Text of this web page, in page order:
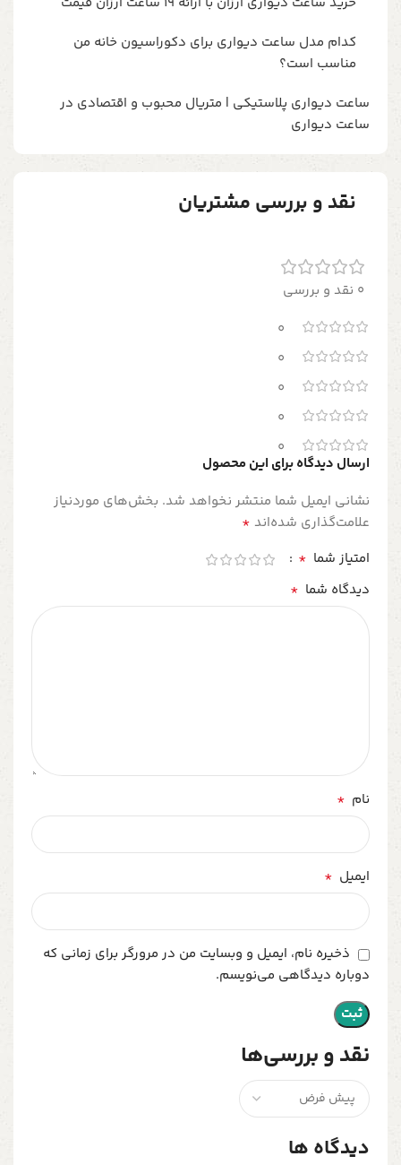
کدام مدل ساعت دیواری برای دکوراسیون خانه من
مناسب است؟
ساعت دیواری پلاستیکی | متریال محبوب و اقتصادی در
ساعت دیواری
نقد و بررسی مشتریان
0 نقد و بررسی
0
0
0
0
0
نقد و بررسی‌ها
دیدگاه ها
ارسال دیدگاه برای این محصول
نشانی ایمیل شما منتشر نخواهد شد. بخش‌های موردنیاز
علامت‌گذاری شده‌اند *
امتیاز شما *
دیدگاه شما *
نام *
ایمیل *
ذخیره نام، ایمیل و وبسایت من در مرورگر برای زمانی که
دوباره دیدگاهی می‌نویسم.